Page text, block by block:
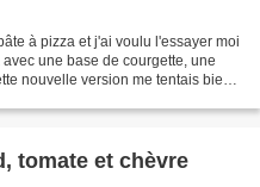
à pizza et j'ai voulu l'essayer moi
une base de courgette, une
nouvelle version me tentais bien.
tomate et chèvre